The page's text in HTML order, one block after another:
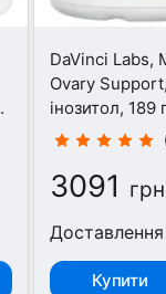
DaVinci Labs,
Ovary
інозитол, 189
3091 грн
Доставлення
Купити